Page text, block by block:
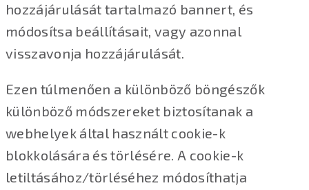
hozzájárulását tartalmazó bannert, és
módosítsa beállításait, vagy azonnal
visszavonja hozzájárulását.
Ezen túlmenően a különböző böngészők
különböző módszereket biztosítanak a
webhelyek által használt cookie-k
blokkolására és törlésére. A cookie-k
letiltásához/törléséhez módosíthatja